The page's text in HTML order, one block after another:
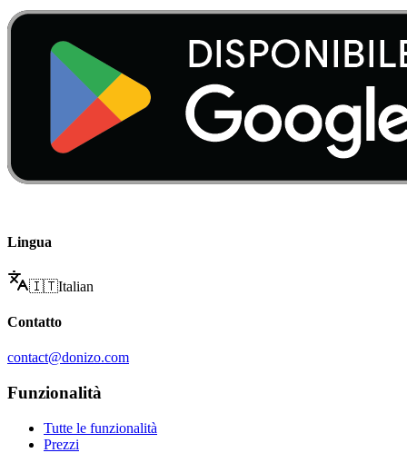
Lingua
🇮🇹Italian
Contatto
contact@donizo.com
Funzionalità
Tutte le funzionalità
Prezzi